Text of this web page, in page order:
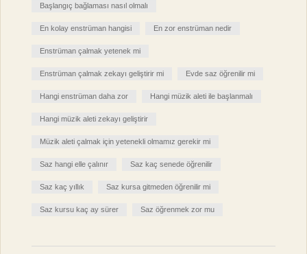
Başlangıç bağlaması nasıl olmalı
En kolay enstrüman hangisi En zor enstrüman nedir
Enstrüman çalmak yetenek mi
Enstrüman çalmak zekayı geliştirir mi Evde saz öğrenilir mi
Hangi enstrüman daha zor Hangi müzik aleti ile başlanmalı
Hangi müzik aleti zekayı geliştirir
Müzik aleti çalmak için yetenekli olmamız gerekir mi
Saz hangi elle çalınır Saz kaç senede öğrenilir
Saz kaç yıllık Saz kursa gitmeden öğrenilir mi
Saz kursu kaç ay sürer Saz öğrenmek zor mu